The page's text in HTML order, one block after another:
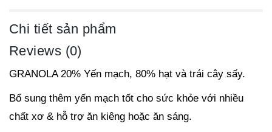
Chi tiết sản phẩm
Reviews (0)
GRANOLA 20% Yến mạch, 80% hạt và trái cây sấy.
Bổ sung thêm yến mạch tốt cho sức khỏe với nhiều
chất xơ & hỗ trợ ăn kiêng hoặc ăn sáng.